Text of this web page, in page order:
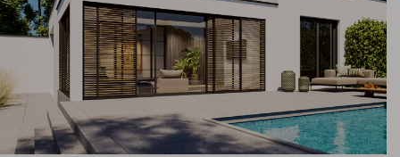
Zonneschermen
Rolluiken
Screens
Markiezen